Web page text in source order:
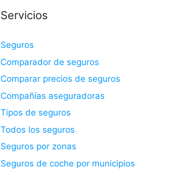
Servicios
Seguros
Comparador de seguros
Comparar precios de seguros
Compañías aseguradoras
Tipos de seguros
Todos los seguros
Seguros por zonas
Seguros de coche por municipios